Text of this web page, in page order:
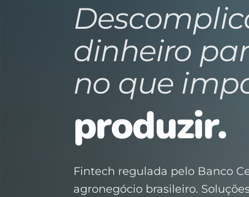
dinheiro
no que
produzir.
Fintech regulada pelo Banco
agronegócio brasileiro.